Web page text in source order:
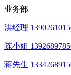
业务部
洪经理
陈小姐
蒋先生